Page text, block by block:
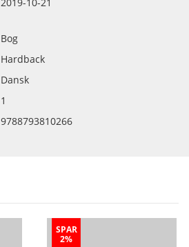
Bog
Hardback
Dansk
1
9788793810266
SPAR
2%